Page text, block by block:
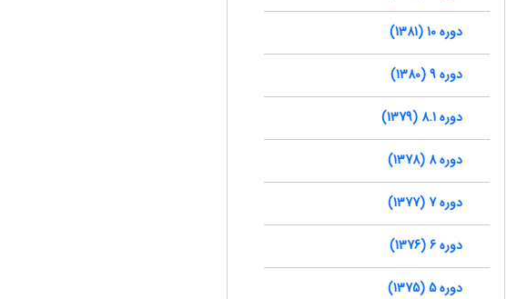
دوره 10 (1381)
دوره 9 (1380)
دوره 8.1 (1379)
دوره 8 (1378)
دوره 7 (1377)
دوره 6 (1376)
دوره 5 (1375)